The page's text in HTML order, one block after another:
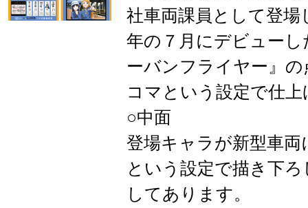
社車両課員として登場
年の７月にデビューし
ーバンフライヤー』
コマという設定で仕
○中面
登場キャラが新型車両
という設定で描き下
してあります。